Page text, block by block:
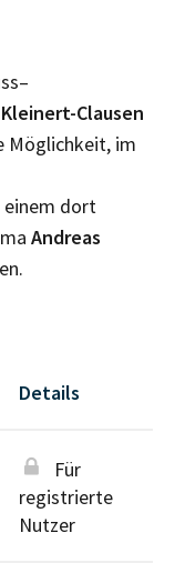
Clausen
Möglichkeit, im
einem dort
Andreas
Details
Für
registrierte
Nutzer